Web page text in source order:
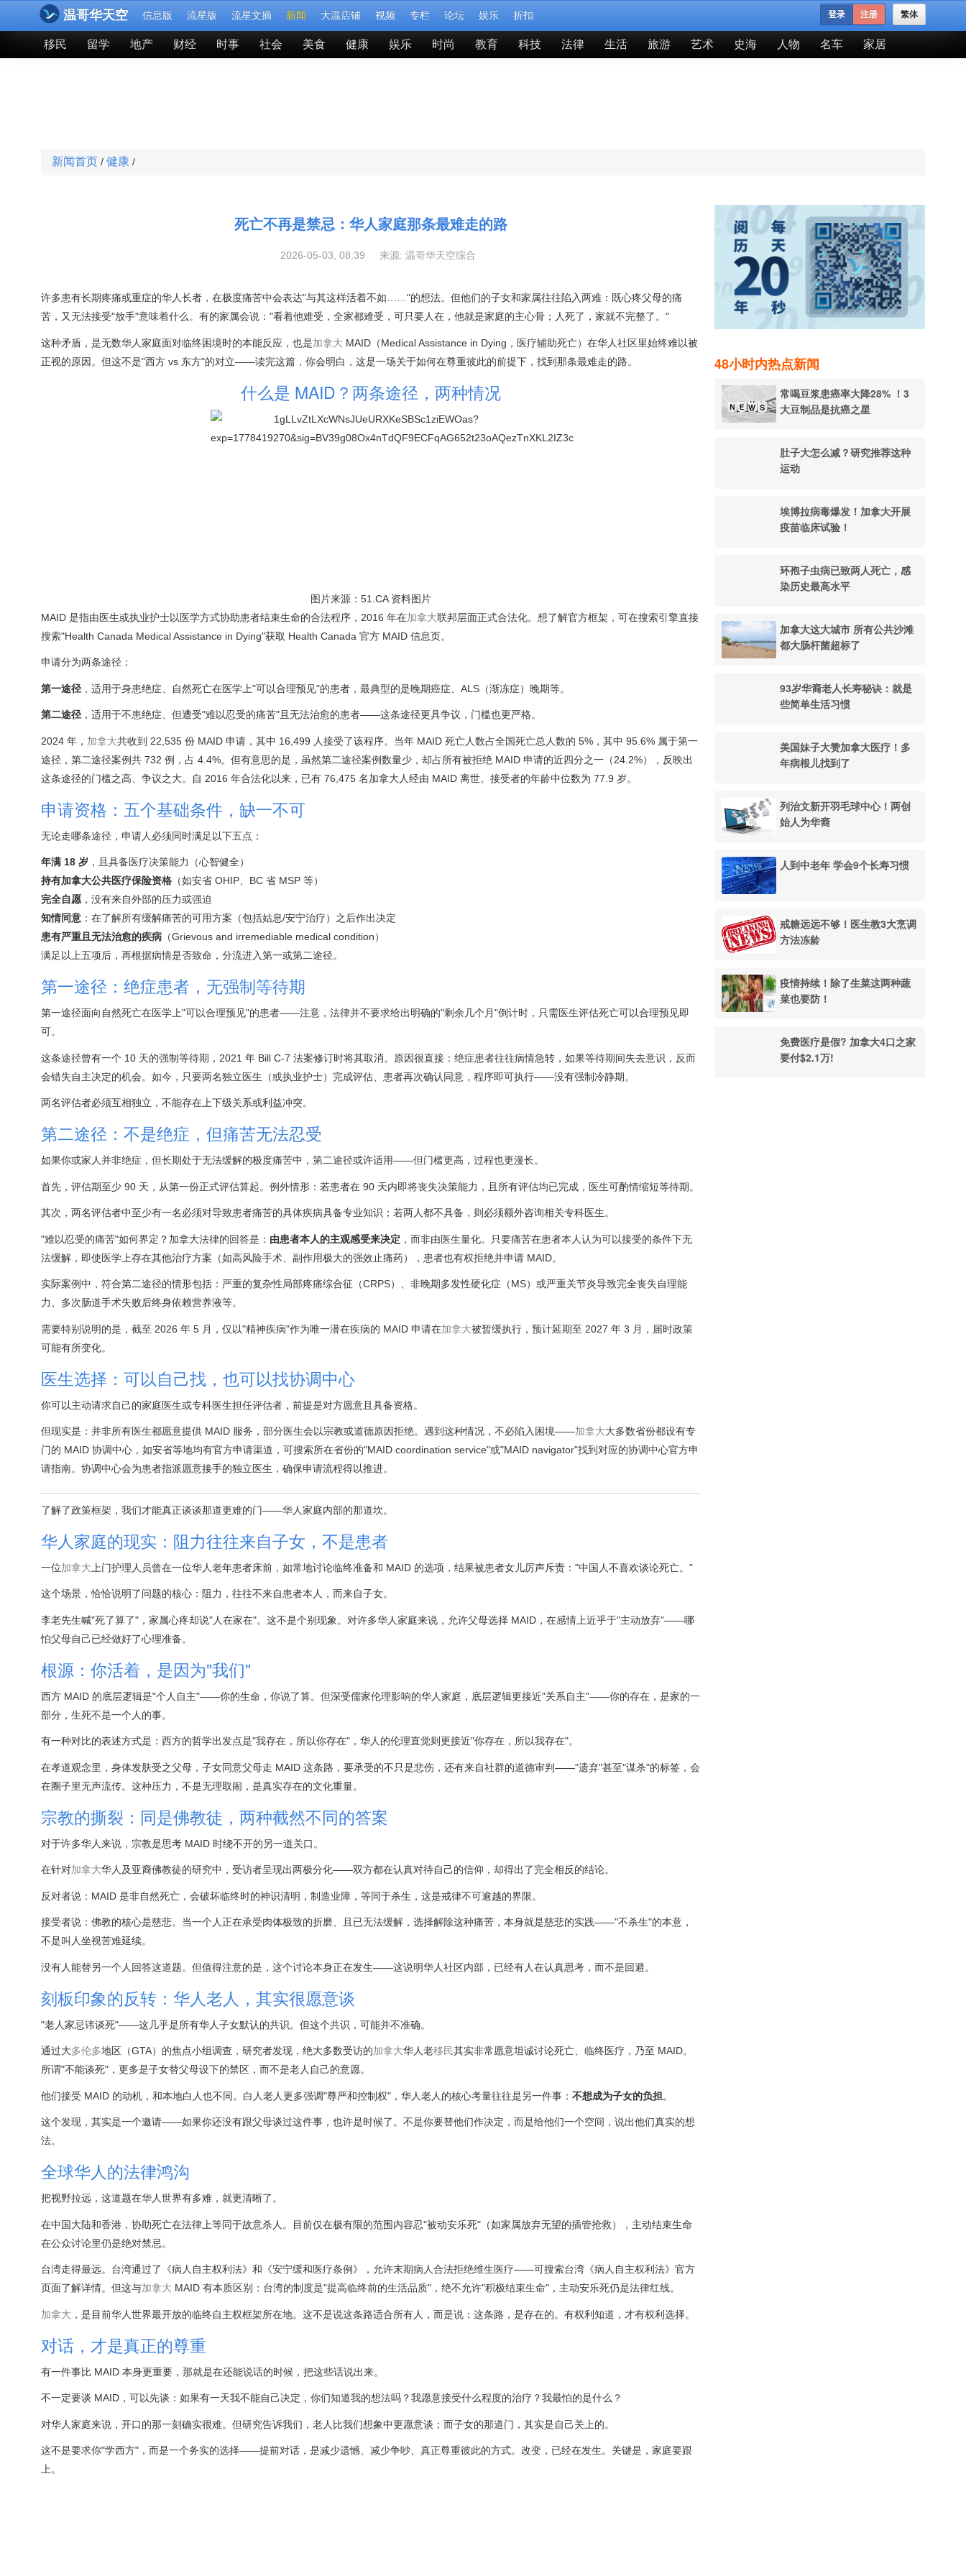
温哥华天空 信息版 流星版 流星文摘 新闻 大温店铺 视频 专栏 论坛 娱乐 折扣 繁体
登录 注册
移民 留学 地产 财经 时事 社会 美食 健康 娱乐 时尚 教育 科技 法律 生活 旅游 艺术 史海 人物 名车 家居
新闻首页 / 健康 /
死亡不再是禁忌：华人家庭那条最难走的路
2026-05-03, 08:39 来源: 温哥华天空综合
许多患有长期疼痛或重症的华人长者，在极度痛苦中会表达"与其这样活着不如……"的想法。但他们的子女和家属往往陷入两难：既心疼父母的痛
苦，又无法接受"放手"意味着什么。有的家属会说："看着他难受，全家都难受，可只要人在，他就是家庭的主心骨；人死了，家就不完整了。"
这种矛盾，是无数华人家庭面对临终困境时的本能反应，也是加拿大 MAID（Medical Assistance in Dying，医疗辅助死亡）在华人社区里始终难以被
正视的原因。但这不是"西方 vs 东方"的对立——读完这篇，你会明白，这是一场关于如何在尊重彼此的前提下，找到那条最难走的路。
什么是 MAID？两条途径，两种情况
图片来源：51.CA 资料图片
MAID 是指由医生或执业护士以医学方式协助患者结束生命的合法程序，2016 年在加拿大联邦层面正式合法化。想了解官方框架，可在搜索引擎直接
搜索"Health Canada Medical Assistance in Dying"获取 Health Canada 官方 MAID 信息页。
申请分为两条途径：
第一途径 ，适用于身患绝症、自然死亡在医学上"可以合理预见"的患者，最典型的是晚期癌症、ALS（渐冻症）晚期等。
第二途径 ，适用于不患绝症、但遭受"难以忍受的痛苦"且无法治愈的患者——这条途径更具争议，门槛也更严格。
2024 年， 加拿大共收到 22,535 份 MAID 申请，其中 16,499 人接受了该程序。当年 MAID 死亡人数占全国死亡总人数的 5%，其中 95.6% 属于第一
途径，第二途径案例共 732 例，占 4.4%。但有意思的是，虽然第二途径案例数量少，却占所有被拒绝 MAID 申请的近四分之一（24.2%），反映出
这条途径的门槛之高、争议之大。自 2016 年合法化以来，已有 76,475 名加拿大人经由 MAID 离世。接受者的年龄中位数为 77.9 岁。
申请资格：五个基础条件，缺一不可
无论走哪条途径，申请人必须同时满足以下五点：
年满 18 岁 ，且具备医疗决策能力（心智健全）
持有加拿大公共医疗保险资格 （如安省 OHIP、BC 省 MSP 等）
完全自愿 ，没有来自外部的压力或强迫
知情同意 ：在了解所有缓解痛苦的可用方案（包括姑息/安宁治疗）之后作出决定
患有严重且无法治愈的疾病 （Grievous and irremediable medical condition）
满足以上五项后，再根据病情是否致命，分流进入第一或第二途径。
第一途径：绝症患者，无强制等待期
第一途径面向自然死亡在医学上"可以合理预见"的患者——注意，法律并不要求给出明确的"剩余几个月"倒计时，只需医生评估死亡可以合理预见即
可。
这条途径曾有一个 10 天的强制等待期，2021 年 Bill C-7 法案修订时将其取消。原因很直接：绝症患者往往病情急转，如果等待期间失去意识，反而
会错失自主决定的机会。如今，只要两名独立医生（或执业护士）完成评估、患者再次确认同意，程序即可执行——没有强制冷静期。
两名评估者必须互相独立，不能存在上下级关系或利益冲突。
第二途径：不是绝症，但痛苦无法忍受
如果你或家人并非绝症，但长期处于无法缓解的极度痛苦中，第二途径或许适用——但门槛更高，过程也更漫长。
首先，评估期至少 90 天，从第一份正式评估算起。例外情形：若患者在 90 天内即将丧失决策能力，且所有评估均已完成，医生可酌情缩短等待期。
其次，两名评估者中至少有一名必须对导致患者痛苦的具体疾病具备专业知识；若两人都不具备，则必须额外咨询相关专科医生。
"难以忍受的痛苦"如何界定？加拿大法律的回答是： 由患者本人的主观感受来决定 ，而非由医生量化。只要痛苦在患者本人认为可以接受的条件下无
法缓解，即使医学上存在其他治疗方案（如高风险手术、副作用极大的强效止痛药），患者也有权拒绝并申请 MAID。
实际案例中，符合第二途径的情形包括：严重的复杂性局部疼痛综合征（CRPS）、非晚期多发性硬化症（MS）或严重关节炎导致完全丧失自理能
力、多次肠道手术失败后终身依赖营养液等。
需要特别说明的是，截至 2026 年 5 月，仅以"精神疾病"作为唯一潜在疾病的 MAID 申请在加拿大被暂缓执行，预计延期至 2027 年 3 月，届时政策
可能有所变化。
医生选择：可以自己找，也可以找协调中心
你可以主动请求自己的家庭医生或专科医生担任评估者，前提是对方愿意且具备资格。
但现实是：并非所有医生都愿意提供 MAID 服务，部分医生会以宗教或道德原因拒绝。遇到这种情况，不必陷入困境——加拿大大多数省份都设有专
门的 MAID 协调中心，如安省等地均有官方申请渠道，可搜索所在省份的"MAID coordination service"或"MAID navigator"找到对应的协调中心官方申
请指南。协调中心会为患者指派愿意接手的独立医生，确保申请流程得以推进。
了解了政策框架，我们才能真正谈谈那道更难的门——华人家庭内部的那道坎。
华人家庭的现实：阻力往往来自子女，不是患者
一位加拿大 上门护理人员曾在一位华人老年患者床前，如常地讨论临终准备和 MAID 的选项，结果被患者女儿厉声斥责："中国人不喜欢谈论死亡。"
这个场景，恰恰说明了问题的核心：阻力，往往不来自患者本人，而来自子女。
李老先生喊"死了算了"，家属心疼却说"人在家在"。这不是个别现象。对许多华人家庭来说，允许父母选择 MAID，在感情上近乎于"主动放弃"——哪
怕父母自己已经做好了心理准备。
根源：你活着，是因为"我们"
西方 MAID 的底层逻辑是"个人自主"——你的生命，你说了算。但深受儒家伦理影响的华人家庭，底层逻辑更接近"关系自主"——你的存在，是家的一
部分，生死不是一个人的事。
有一种对比的表述方式是：西方的哲学出发点是"我存在，所以你存在"，华人的伦理直觉则更接近"你存在，所以我存在"。
在孝道观念里，身体发肤受之父母，子女同意父母走 MAID 这条路，要承受的不只是悲伤，还有来自社群的道德审判——"遗弃"甚至"谋杀"的标签，会
在圈子里无声流传。这种压力，不是无理取闹，是真实存在的文化重量。
宗教的撕裂：同是佛教徒，两种截然不同的答案
对于许多华人来说，宗教是思考 MAID 时绕不开的另一道关口。
在针对加拿大华人及亚裔佛教徒的研究中，受访者呈现出两极分化——双方都在认真对待自己的信仰，却得出了完全相反的结论。
反对者说：MAID 是非自然死亡，会破坏临终时的神识清明，制造业障，等同于杀生，这是戒律不可逾越的界限。
接受者说：佛教的核心是慈悲。当一个人正在承受肉体极致的折磨、且已无法缓解，选择解除这种痛苦，本身就是慈悲的实践——"不杀生"的本意，
不是叫人坐视苦难延续。
没有人能替另一个人回答这道题。但值得注意的是，这个讨论本身正在发生——这说明华人社区内部，已经有人在认真思考，而不是回避。
刻板印象的反转：华人老人，其实很愿意谈
"老人家忌讳谈死"——这几乎是所有华人子女默认的共识。但这个共识，可能并不准确。
通过大多伦多地区（GTA）的焦点小组调查，研究者发现，绝大多数受访的加拿大华人老移民其实非常愿意坦诚讨论死亡、临终医疗，乃至 MAID。
所谓"不能谈死"，更多是子女替父母设下的禁区，而不是老人自己的意愿。
他们接受 MAID 的动机，和本地白人也不同。白人老人更多强调"尊严和控制权"，华人老人的核心考量往往是另一件事： 不想成为子女的负担。
这个发现，其实是一个邀请——如果你还没有跟父母谈过这件事，也许是时候了。不是你要替他们作决定，而是给他们一个空间，说出他们真实的想
法。
全球华人的法律鸿沟
把视野拉远，这道题在华人世界有多难，就更清晰了。
在中国大陆和香港，协助死亡在法律上等同于故意杀人。目前仅在极有限的范围内容忍"被动安乐死"（如家属放弃无望的插管抢救），主动结束生命
在公众讨论里仍是绝对禁忌。
台湾走得最远。台湾通过了《病人自主权利法》和《安宁缓和医疗条例》，允许末期病人合法拒绝维生医疗——可搜索台湾《病人自主权利法》官方
页面了解详情。但这与加拿大 MAID 有本质区别：台湾的制度是"提高临终前的生活品质"，绝不允许"积极结束生命"，主动安乐死仍是法律红线。
加拿大 ，是目前华人世界最开放的临终自主权框架所在地。这不是说这条路适合所有人，而是说：这条路，是存在的。有权利知道，才有权利选择。
对话，才是真正的尊重
有一件事比 MAID 本身更重要，那就是在还能说话的时候，把这些话说出来。
不一定要谈 MAID，可以先谈：如果有一天我不能自己决定，你们知道我的想法吗？我愿意接受什么程度的治疗？我最怕的是什么？
对华人家庭来说，开口的那一刻确实很难。但研究告诉我们，老人比我们想象中更愿意谈；而子女的那道门，其实是自己关上的。
这不是要求你"学西方"，而是一个务实的选择——提前对话，是减少遗憾、减少争吵、真正尊重彼此的方式。改变，已经在发生。关键是，家庭要跟
上。
48小时内热点新闻
常喝豆浆患癌率大降28% ！3
大豆制品是抗癌之星
肚子大怎么减？研究推荐这种
运动
埃博拉病毒爆发！加拿大开展
疫苗临床试验！
环孢子虫病已致两人死亡，感
染历史最高水平
加拿大这大城市 所有公共沙滩
都大肠杆菌超标了
93岁华裔老人长寿秘诀：就是
些简单生活习惯
美国妹子大赞加拿大医疗！多
年病根儿找到了
列治文新开羽毛球中心！两创
始人为华裔
人到中老年 学会9个长寿习惯
戒糖远远不够！医生教3大烹调
方法冻龄
疫情持续！除了生菜这两种蔬
菜也要防！
免费医疗是假? 加拿大4口之家
要付$2.1万!